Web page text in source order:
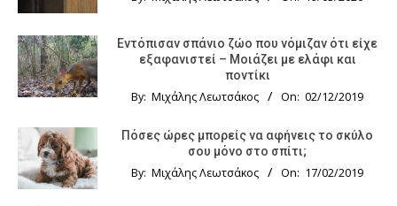
Εντόπισαν σπάνιο ζώο που νόμιζαν ότι είχε
εξαφανιστεί – Μοιάζει με ελάφι και
ποντίκι
By: Μιχάλης Λεωτσάκος On: 02/12/2019
Πόσες ώρες μπορείς να αφήνεις το σκύλο
σου μόνο στο σπίτι;
By: Μιχάλης Λεωτσάκος On: 17/02/2019